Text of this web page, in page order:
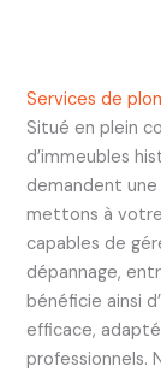
Services de
Situé en plein
d’immeubles
demandent
mettons à
capables de
dépannage,
bénéficie ainsi
efficace,
professionnels.